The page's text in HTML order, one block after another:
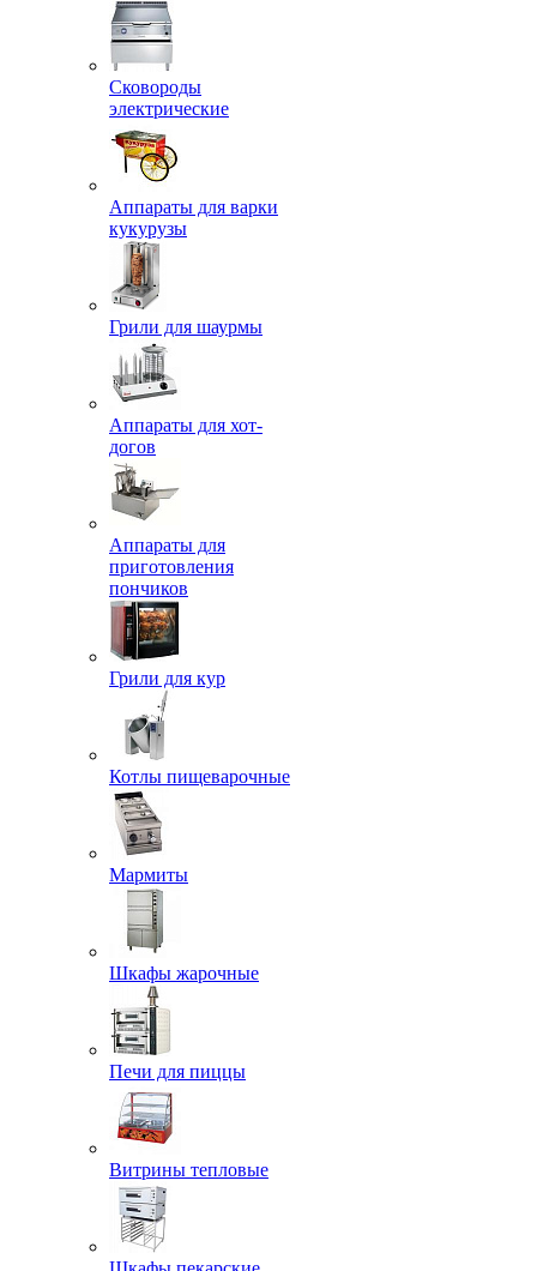
Сковороды
электрические
Аппараты для варки
кукурузы
Грили для шаурмы
Аппараты для хот-
догов
Аппараты для
приготовления
пончиков
Грили для кур
Котлы пищеварочные
Мармиты
Шкафы жарочные
Печи для пиццы
Витрины тепловые